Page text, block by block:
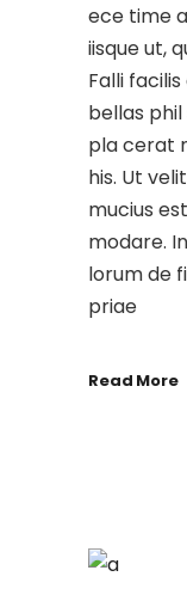
ece time
iisque ut,
Falli
bellas
pla cerat
his. Ut
mucius
modare.
lorum de
priae
Read More